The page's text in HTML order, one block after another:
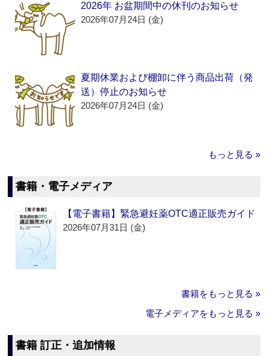
2026年 お盆期間中の休刊のお知らせ
2026年07月24日 (金)
夏期休業および棚卸に伴う商品出荷（発
送）停止のお知らせ
2026年07月24日 (金)
もっと見る »
書籍・電子メディア
【電子書籍】緊急避妊薬OTC適正販売ガイド
2026年07月31日 (金)
書籍をもっと見る »
電子メディアをもっと見る »
書籍 訂正・追加情報